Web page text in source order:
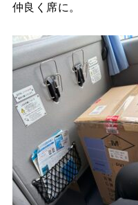
仲良く席に。